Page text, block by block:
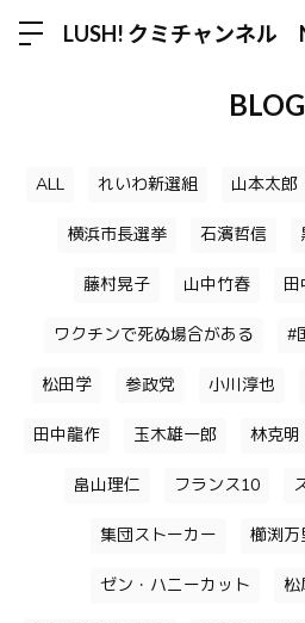
LUSH! クミチャンネル
BLOG
ALL れいわ新選組 山本太郎
横浜市長選挙 石濱哲信
藤村晃子 山中竹春 田
ワクチンで死ぬ場合がある #
松田学 参政党 小川淳也
田中龍作 玉木雄一郎 林克明
畠山理仁 フランス10
集団ストーカー 櫛渕万
ゼン・ハニーカット 松